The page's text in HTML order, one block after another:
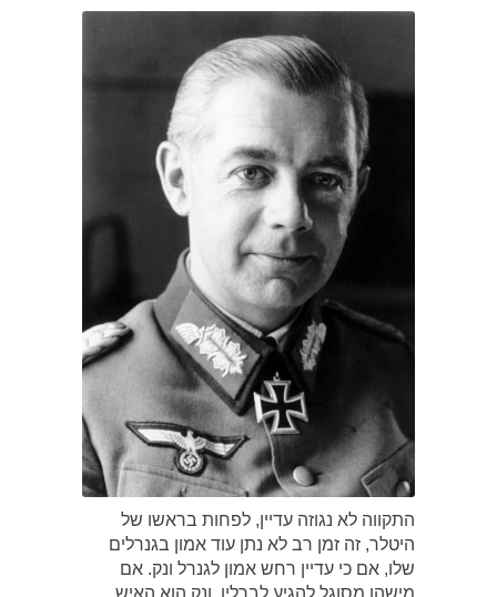
התקווה לא נגוזה עדיין, לפחות בראשו של
היטלר, זה זמן רב לא נתן עוד אמון בגנרלים
שלו, אם כי עדיין רחש אמון לגנרל ונק. אם
מישהו מסוגל להגיע לברלין, ונק הוא האיש.